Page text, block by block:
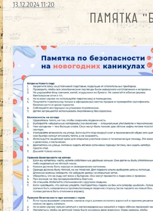
13.12.2024 11:20
ПАМЯТКА